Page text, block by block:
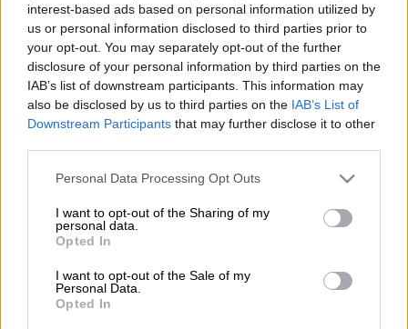
interest-based ads based on personal information utilized by
us or personal information disclosed to third parties prior to
your opt-out. You may separately opt-out of the further
disclosure of your personal information by third parties on the
IAB’s list of downstream participants. This information may
also be disclosed by us to third parties on the IAB’s List of
Downstream Participants that may further disclose it to other
Please note that this website/app uses one or more Google
not limited to your visit or usage behaviour. You may click to
grant or deny consent to Google and its third-party tags to
use your data for below specified purposes in below Google
consent section.
Personal Data Processing Opt Outs
I want to opt-out of the Sharing of my
personal data.
Opted In
I want to opt-out of the Sale of my
Personal Data.
Opted In
Η έντονη βροχόπτωση που έπληξε την
κεντρική Μακεδονία οδήγησε στην αναβολή
της αναμέτρησης ανάμεσα στονΠανσερραϊκό
και τονΠαναιτωλικό, για την 9η αγωνιστική
των play out τηςSuper League .
Η μεγάλη επιστροφή του Ζοσέ
Μουρίνιο στη Ρεάλ Μαδρίτης
Αθλητισμός